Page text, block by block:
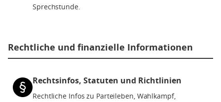
Sprechstunde.
Rechtliche und finanzielle Informationen
Rechtsinfos, Statuten und Richtlinien
Rechtliche Infos zu Parteileben, Wahlkampf,